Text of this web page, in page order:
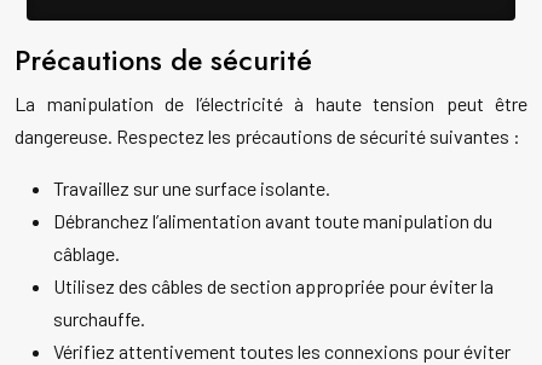
Précautions de sécurité
La manipulation de l’électricité à haute tension peut être
dangereuse. Respectez les précautions de sécurité suivantes :
Travaillez sur une surface isolante.
Débranchez l’alimentation avant toute manipulation du
câblage.
Utilisez des câbles de section appropriée pour éviter la
surchauffe.
Vérifiez attentivement toutes les connexions pour éviter